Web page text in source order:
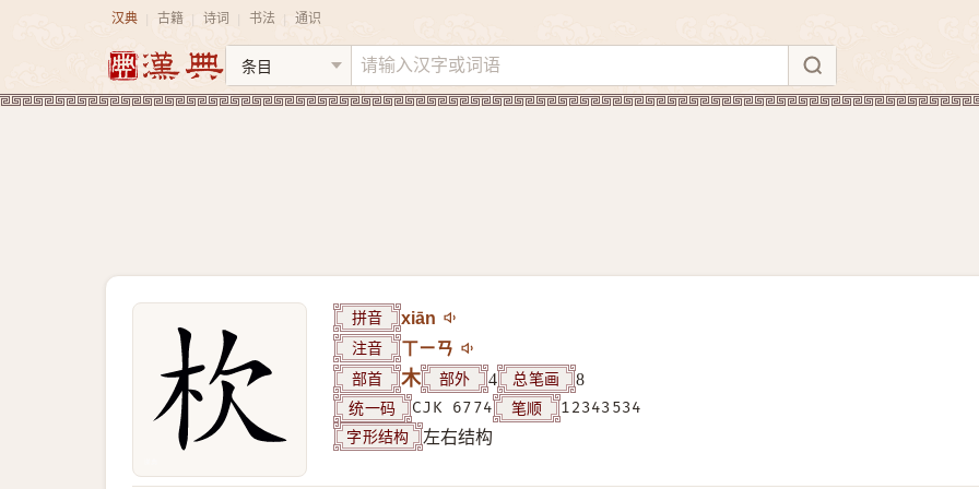
汉典 古籍 诗词 书法 通识
拼音 xiān
注音 ㄒㄧㄢ
部首 木 部外 4 总笔画 8
统一码 CJK 6774 笔顺 12343534
字形结构 左右结构